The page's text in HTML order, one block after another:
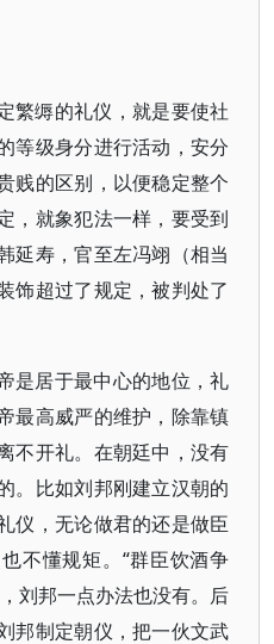
繁缛的礼仪，就是要使社
等级身分进行活动，安分
贱的区别，以便稳定整个
，就象犯法一样，要受到
延寿，官至左冯翊（相当
饰超过了规定，被判处了
是居于最中心的地位，礼
最高威严的维护，除靠镇
不开礼。在朝廷中，没有
。比如刘邦刚建立汉朝的
仪，无论做君的还是做臣
不懂规矩。“群臣饮酒争
刘邦一点办法也没有。后
邦制定朝仪，把一伙文武